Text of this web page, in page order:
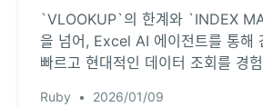
`VLOOKUP`의 한계와 `INDEX
을 넘어, Excel AI 에이전트를 통해
빠르고 현대적인 데이터 조회를 경
Ruby • 2026/01/09